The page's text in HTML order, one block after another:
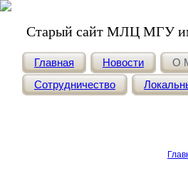
Старый сайт МЛЦ МГУ
Главная Новости О
Сотрудничество